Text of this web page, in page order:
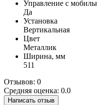
Управление c
Да
Установка
Вертикальная
Цвет
Металлик
Ширина, мм
511
Отзывов: 0
Средняя оценка: 0.0
Написать отзыв